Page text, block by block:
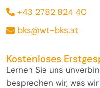
+43 2782 824 40
bks@wt-bks.at
Kostenloses
Lernen Sie uns
besprechen wir, was